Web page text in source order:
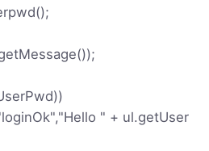
" + ul.getUser